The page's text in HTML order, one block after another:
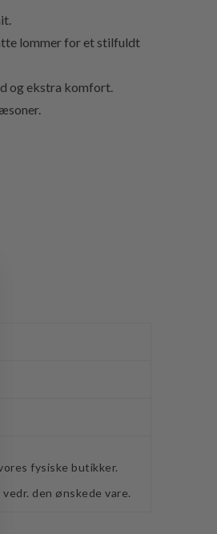
lommer for et stilfuldt
og ekstra komfort.
fysiske butikker.
den ønskede vare.